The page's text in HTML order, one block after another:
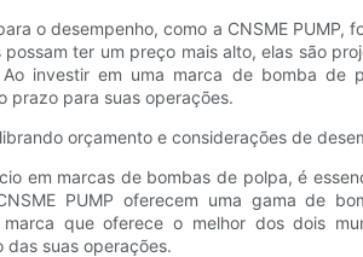
o desempenho, como a CNSME PUMP,
ter um preço mais alto, elas são
investir em uma marca de bomba de
prazo para suas operações.
orçamento e considerações de
em marcas de bombas de polpa, é
PUMP oferecem uma gama de
marca que oferece o melhor dos dois
das suas operações.